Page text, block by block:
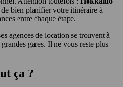
bien planifier votre itinéraire à
entre chaque étape.
agences de location se trouvent à
gares. Il ne vous reste plus
ça ?